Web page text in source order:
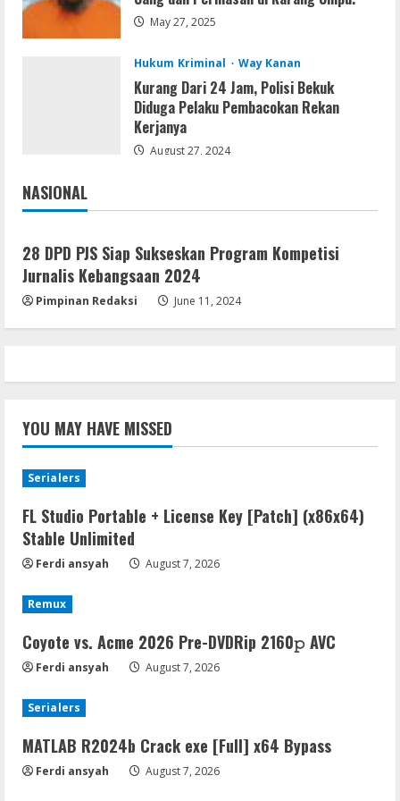
May 27, 2025
Hukum Kriminal Way Kanan
Kurang Dari 24 Jam, Polisi Bekuk
Diduga Pelaku Pembacokan Rekan
Kerjanya
August 27, 2024
NASIONAL
Jakarta Nasional
28 DPD PJS Siap Sukseskan Program Kompetisi
Jurnalis Kebangsaan 2024
Pimpinan Redaksi June 11, 2024
YOU MAY HAVE MISSED
Serialers
FL Studio Portable + License Key [Patch] (x86x64)
Stable Unlimited
Ferdi ansyah August 7, 2026
Remux
Coyote vs. Acme 2026 Pre-DVDRip 2160𝚙 AVC
Ferdi ansyah August 7, 2026
Serialers
MATLAB R2024b Crack exe [Full] x64 Bypass
Ferdi ansyah August 7, 2026